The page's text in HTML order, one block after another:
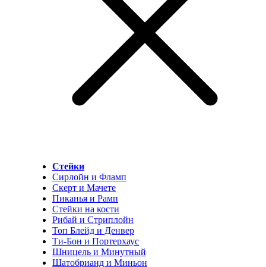
Стейки
Сирлойн и Фламп
Скерт и Мачете
Пиканья и Рамп
Стейки на кости
Рибай и Стриплойн
Топ Блейд и Денвер
Ти-Бон и Портерхаус
Шницель и Минутный
Шатобрианд и Миньон